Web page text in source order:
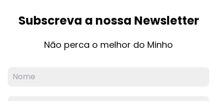
Subscreva a nossa Newsletter
Não perca o melhor do Minho